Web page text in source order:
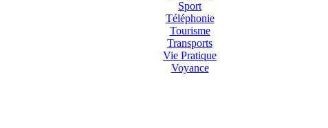
Sport
Téléphonie
Tourisme
Transports
Vie Pratique
Voyance